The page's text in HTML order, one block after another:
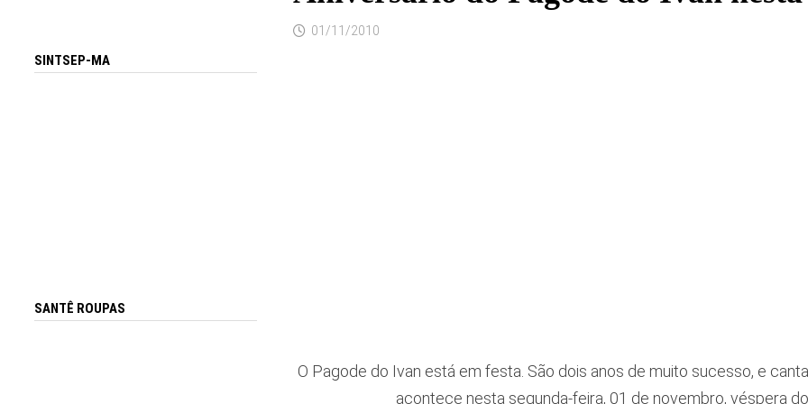
01/11/2010
O Pagode do Ivan está em festa. São dois anos de muito sucesso, e
acontece nesta segunda-feira, 01 de novembro, véspera
SINTSEP-MA
SANTÊ ROUPAS